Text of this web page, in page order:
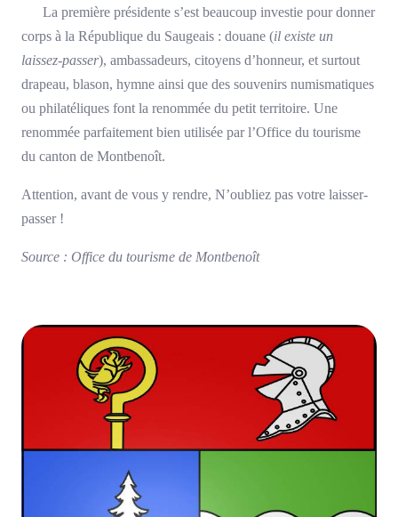
La première présidente s’est beaucoup investie pour donner
corps à la République du Saugeais : douane (il existe un
laissez-passer), ambassadeurs, citoyens d’honneur, et surtout
drapeau, blason, hymne ainsi que des souvenirs numismatiques
ou philatéliques font la renommée du petit territoire. Une
renommée parfaitement bien utilisée par l’Office du tourisme
du canton de Montbenoît.
Attention, avant de vous y rendre, N’oubliez pas votre laisser-
passer !
Source : Office du tourisme de Montbenoît